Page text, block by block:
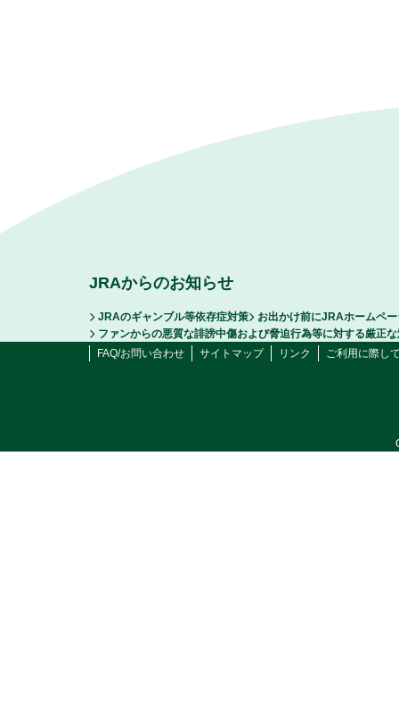
JRAからのお知らせ
JRAのギャンブル等依存症対策
お出かけ前にJRAホームペ
ファンからの悪質な誹謗中傷および脅迫行為等に対する厳正
FAQ/お問い合わせ
サイトマップ リンク ご利用に際し